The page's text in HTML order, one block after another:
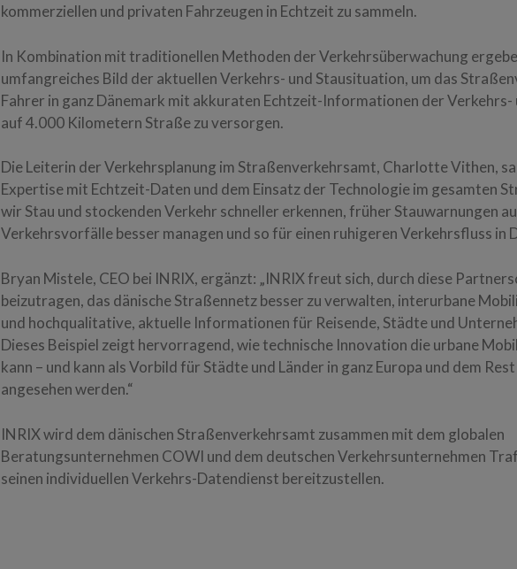
kommerziellen und privaten Fahrzeugen in Echtzeit zu sammeln.
In Kombination mit traditionellen Methoden der Verkehrsüberwachung
umfangreiches Bild der aktuellen Verkehrs- und Stausituation, um das
Fahrer in ganz Dänemark mit akkuraten Echtzeit-Informationen der
auf 4.000 Kilometern Straße zu versorgen.
Die Leiterin der Verkehrsplanung im Straßenverkehrsamt, Charlotte Vithen,
Expertise mit Echtzeit-Daten und dem Einsatz der Technologie im gesamten
wir Stau und stockenden Verkehr schneller erkennen, früher Stauwarnungen
Verkehrsvorfälle besser managen und so für einen ruhigeren Verkehrsfluss in
Bryan Mistele, CEO bei INRIX, ergänzt: „INRIX freut sich, durch diese
beizutragen, das dänische Straßennetz besser zu verwalten, interurbane
und hochqualitative, aktuelle Informationen für Reisende, Städte und
Dieses Beispiel zeigt hervorragend, wie technische Innovation die urbane
kann – und kann als Vorbild für Städte und Länder in ganz Europa und dem
angesehen werden.“
INRIX wird dem dänischen Straßenverkehrsamt zusammen mit dem globalen
Beratungsunternehmen COWI und dem deutschen Verkehrsunternehmen
seinen individuellen Verkehrs-Datendienst bereitzustellen.